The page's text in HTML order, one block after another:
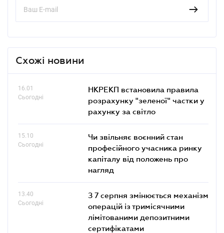
Схожі новини
16.01
Сьогодні
НКРЕКП встановила правила
розрахунку "зеленої" частки у
рахунку за світло
15.10
Сьогодні
Чи звільняє воєнний стан
професійного учасника ринку
капіталу від положень про
нагляд
13.40
Сьогодні
З 7 серпня змінюється механізм
операцій із тримісячними
лімітованими депозитними
сертифікатами